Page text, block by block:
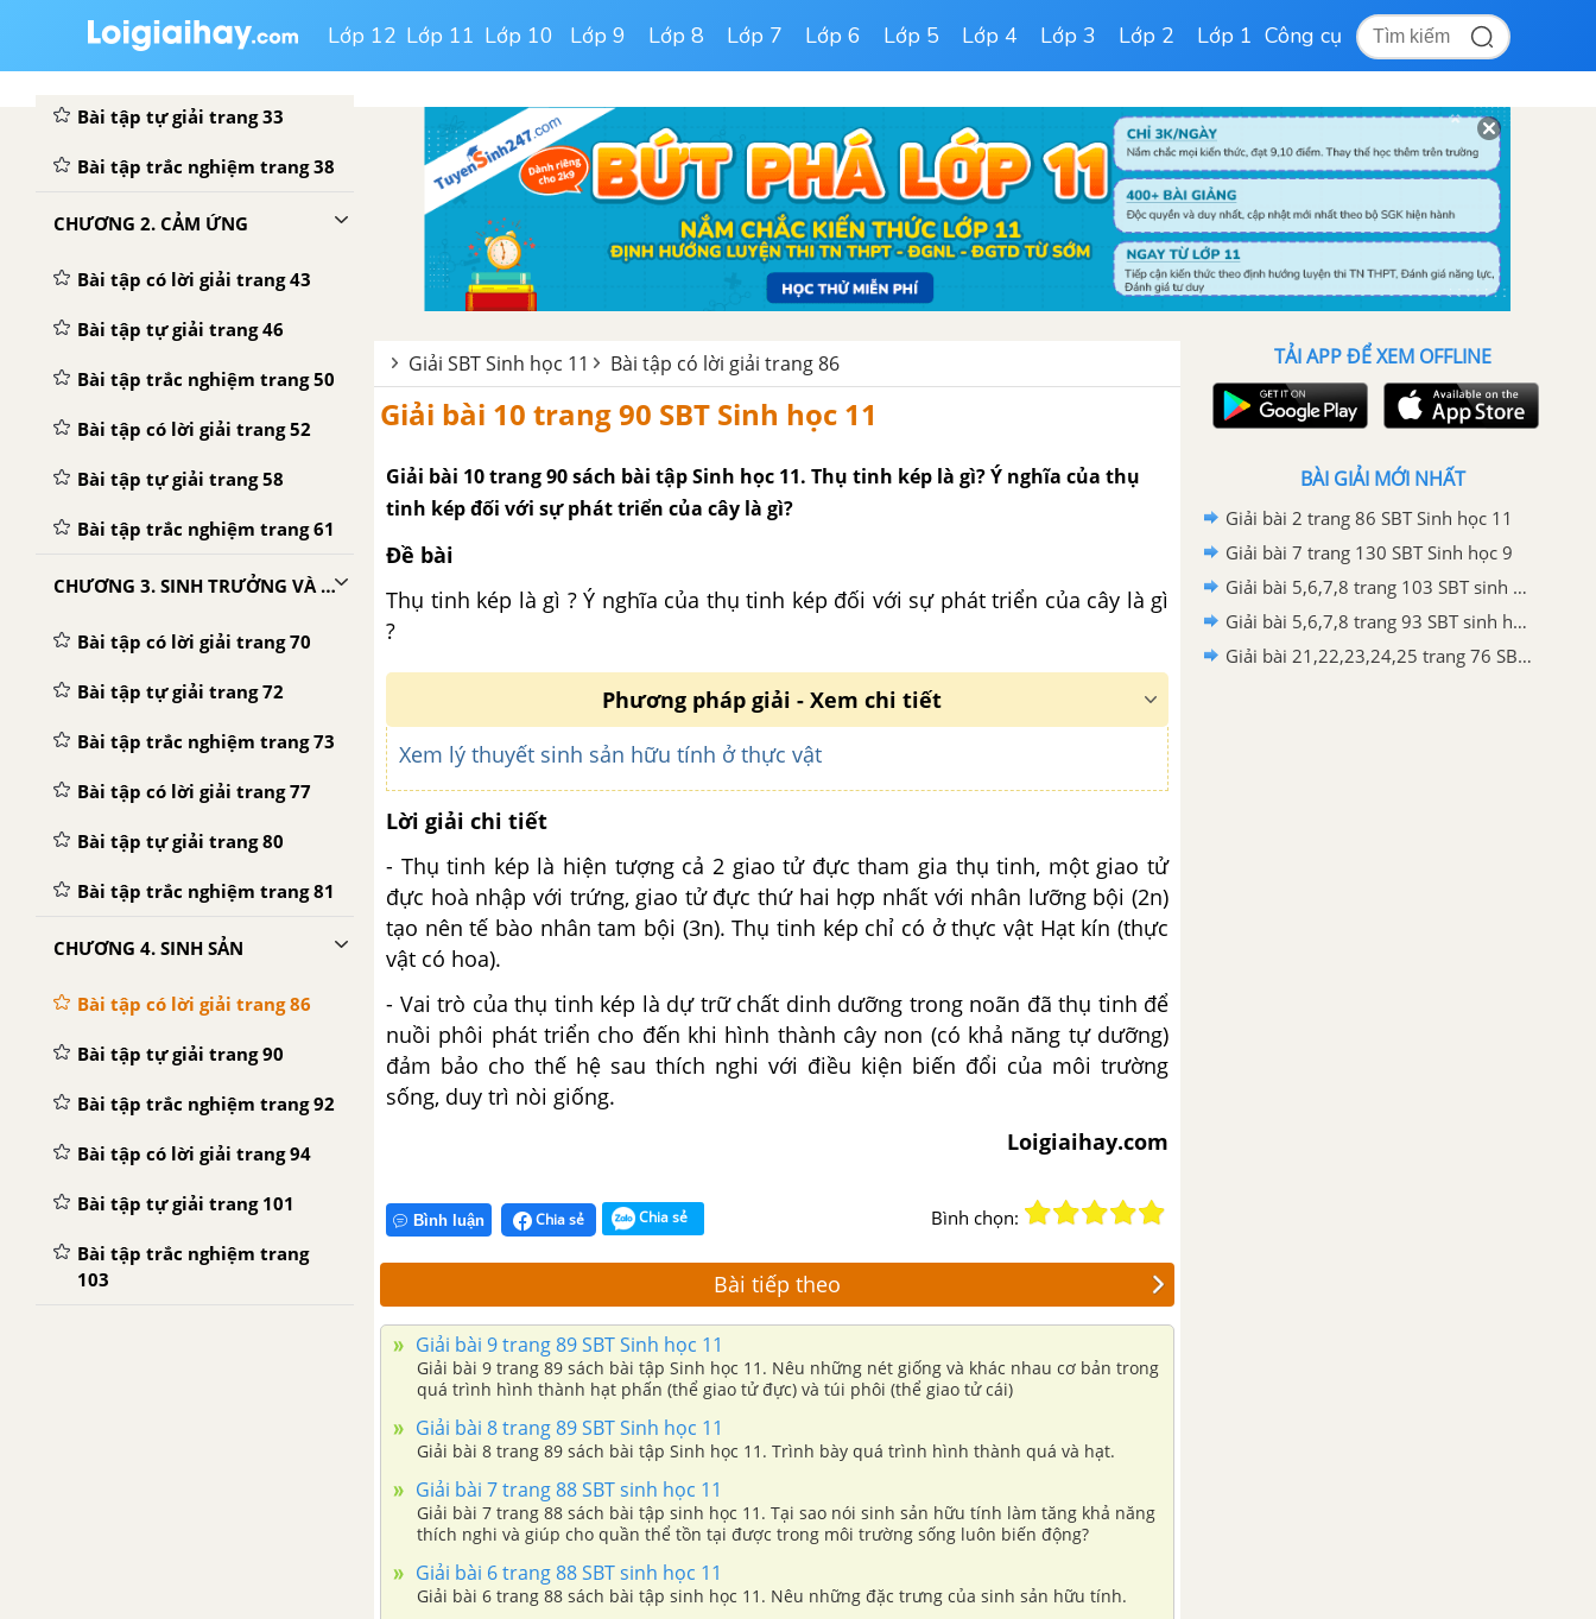
Lớp 12 Lớp 11 Lớp 10 Lớp 9 Lớp 8 Lớp 7 Lớp 6 Lớp 5 Lớp 4 Lớp 3 Lớp 2 Lớp 1 Công cụ
Bài tập trắc nghiệm trang 17
Bài tập có lời giải trang 22
Bài tập tự giải trang 33
Bài tập trắc nghiệm trang 38
CHƯƠNG 2. CẢM ỨNG
Bài tập có lời giải trang 43
Bài tập tự giải trang 46
Bài tập trắc nghiệm trang 50
Bài tập có lời giải trang 52
Bài tập tự giải trang 58
Bài tập trắc nghiệm trang 61
CHƯƠNG 3. SINH TRƯỞNG VÀ PHÁT TRIỂN
Bài tập có lời giải trang 70
Bài tập tự giải trang 72
Bài tập trắc nghiệm trang 73
Bài tập có lời giải trang 77
Bài tập tự giải trang 80
Bài tập trắc nghiệm trang 81
CHƯƠNG 4. SINH SẢN
Bài tập có lời giải trang 86
Bài tập tự giải trang 90
Bài tập trắc nghiệm trang 92
Bài tập có lời giải trang 94
Bài tập tự giải trang 101
Bài tập trắc nghiệm trang
103
Giải SBT Sinh học 11 Bài tập có lời giải trang 86
Giải bài 10 trang 90 SBT Sinh học 11
Giải bài 10 trang 90 sách bài tập Sinh học 11. Thụ tinh kép là gì? Ý nghĩa của thụ
tinh kép đối với sự phát triển của cây là gì?
Đề bài
Thụ tinh kép là gì ? Ý nghĩa của thụ tinh kép đối với sự phát triển của cây là gì
?
Phương pháp giải - Xem chi tiết
Xem lý thuyết sinh sản hữu tính ở thực vật
Lời giải chi tiết
- Thụ tinh kép là hiện tượng cả 2 giao tử đực tham gia thụ tinh, một giao tử
đực hoà nhập với trứng, giao tử đực thứ hai hợp nhất với nhân lưỡng bội (2n)
tạo nên tế bào nhân tam bội (3n). Thụ tinh kép chỉ có ở thực vật Hạt kín (thực
vật có hoa).
- Vai trò của thụ tinh kép là dự trữ chất dinh dưỡng trong noãn đã thụ tinh để
nuồi phôi phát triển cho đến khi hình thành cây non (có khả năng tự dưỡng)
đảm bảo cho thế hệ sau thích nghi với điều kiện biến đổi của môi trường
sống, duy trì nòi giống.
Loigiaihay.com
Bình luận Chia sẻ Chia sẻ Bình chọn:
Bài tiếp theo
Giải bài 9 trang 89 SBT Sinh học 11
Giải bài 9 trang 89 sách bài tập Sinh học 11. Nêu những nét giống và khác nhau cơ bản trong
quá trình hình thành hạt phấn (thể giao tử đực) và túi phôi (thể giao tử cái)
Giải bài 8 trang 89 SBT Sinh học 11
Giải bài 8 trang 89 sách bài tập Sinh học 11. Trình bày quá trình hình thành quá và hạt.
Giải bài 7 trang 88 SBT sinh học 11
Giải bài 7 trang 88 sách bài tập sinh học 11. Tại sao nói sinh sản hữu tính làm tăng khả năng
thích nghi và giúp cho quần thể tồn tại được trong môi trường sống luôn biến động?
Giải bài 6 trang 88 SBT sinh học 11
Giải bài 6 trang 88 sách bài tập sinh học 11. Nêu những đặc trưng của sinh sản hữu tính.
TẢI APP ĐỂ XEM OFFLINE
BÀI GIẢI MỚI NHẤT
Giải bài 2 trang 86 SBT Sinh học 11
Giải bài 7 trang 130 SBT Sinh học 9
Giải bài 5,6,7,8 trang 103 SBT sinh học 11
Giải bài 5,6,7,8 trang 93 SBT sinh học 11
Giải bài 21,22,23,24,25 trang 76 SBT Sinh học 11